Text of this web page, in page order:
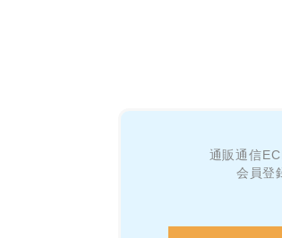
通販通信
会員登